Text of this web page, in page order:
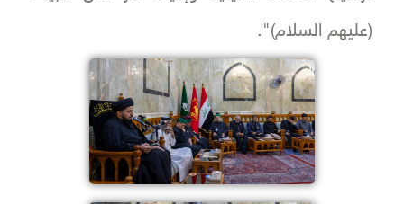
(عليهم السلام)".